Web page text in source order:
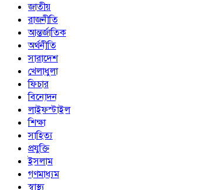
জাতীয়
রাজনীতি
আন্তর্জাতিক
অর্থনীতি
সারাদেশ
খেলাধুলা
ফিচার
বিনোদন
লাইফস্টাইল
শিক্ষা
সাহিত্য
প্রযুক্তি
ইসলাম
গণমাধ্যম
স্বাস্থ্য